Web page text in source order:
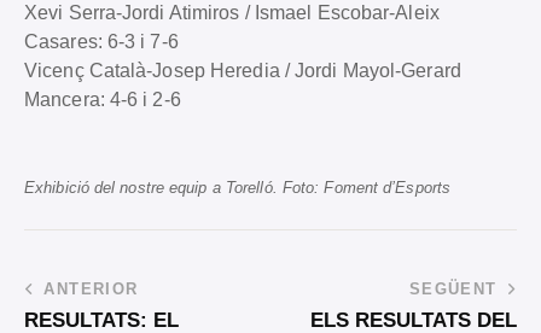
Xevi Serra-Jordi Atimiros / Ismael Escobar-Aleix
Casares: 6-3 i 7-6
Vicenç Català-Josep Heredia / Jordi Mayol-Gerard
Mancera: 4-6 i 2-6
Exhibició del nostre equip a Torelló. Foto: Foment d’Esports
ANTERIOR
RESULTATS: EL
SEGÜENT
ELS RESULTATS DEL